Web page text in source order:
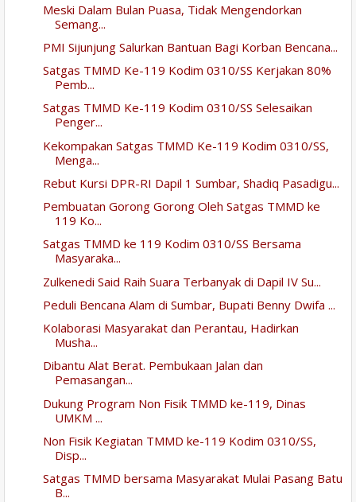
Meski Dalam Bulan Puasa, Tidak Mengendorkan
Semang...
PMI Sijunjung Salurkan Bantuan Bagi Korban Bencana...
Satgas TMMD Ke-119 Kodim 0310/SS Kerjakan 80%
Pemb...
Satgas TMMD Ke-119 Kodim 0310/SS Selesaikan
Penger...
Kekompakan Satgas TMMD Ke-119 Kodim 0310/SS,
Menga...
Rebut Kursi DPR-RI Dapil 1 Sumbar, Shadiq Pasadigu...
Pembuatan Gorong Gorong Oleh Satgas TMMD ke
119 Ko...
Satgas TMMD ke 119 Kodim 0310/SS Bersama
Masyaraka...
Zulkenedi Said Raih Suara Terbanyak di Dapil IV Su...
Peduli Bencana Alam di Sumbar, Bupati Benny Dwifa ...
Kolaborasi Masyarakat dan Perantau, Hadirkan
Musha...
Dibantu Alat Berat. Pembukaan Jalan dan
Pemasangan...
Dukung Program Non Fisik TMMD ke-119, Dinas
UMKM ...
Non Fisik Kegiatan TMMD ke-119 Kodim 0310/SS,
Disp...
Satgas TMMD bersama Masyarakat Mulai Pasang Batu
B...